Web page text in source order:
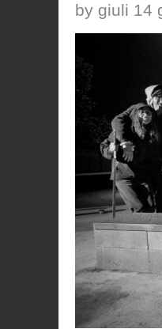
by giuli 14